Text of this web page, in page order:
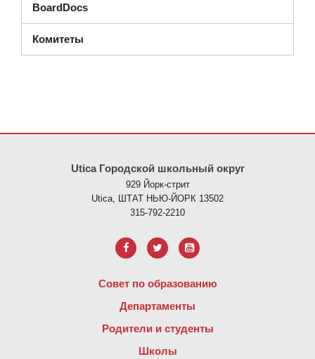
BoardDocs(открывается в новом окне)
Комитеты
Utica Городской школьный округ
929 Йорк-стрит
Utica, ШТАТ НЬЮ-ЙОРК 13502
315-792-2210
Совет по образованию
Департаменты
Родители и студенты
Школы